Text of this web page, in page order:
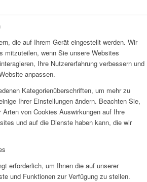
die auf Ihrem Gerät eingestellt werden. Wir
mitzuteilen, wenn Sie unsere Websites
Ihre Nutzererfahrung verbessern und
anpassen.
Kategorienüberschriften, um mehr zu
Ihrer Einstellungen ändern. Beachten Sie,
von Cookies Auswirkungen auf Ihre
und auf die Dienste haben kann, die wir
erforderlich, um Ihnen die auf unserer
und Funktionen zur Verfügung zu stellen.